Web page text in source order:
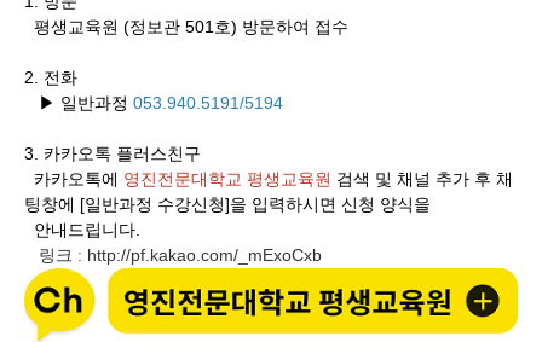
평생교육원 (정보관 501호) 방문하여 접수
2. 전화
▶ 일반과정 053.940.5191/5194
3. 카카오톡 플러스친구
카카오톡에 영진전문대학교 평생교육원 검색 및 채널 추가 후 채
팅창에 [일반과정 수강신청]을 입력하시면 신청 양식을
안내드립니다.
링크 : http://pf.kakao.com/_mExoCxb